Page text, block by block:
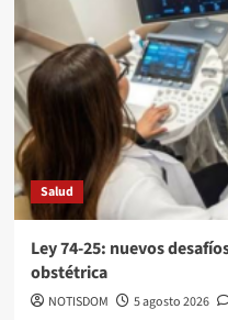
Salud
Ley 74-25: nuevos
obstétrica
NOTISDOM 5 agosto 2026